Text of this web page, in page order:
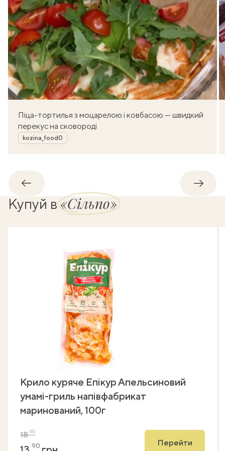
Піца-тортилья з моцарелою і ковбасою — швидкий
перекус на сковороді
Автор
kozina_food0
Назад
Купуй в«Сільпо»
Крило куряче Епікур Апельсиновий
умамі-гриль напівфабрикат
маринований, 100г
1890
90 Перейти